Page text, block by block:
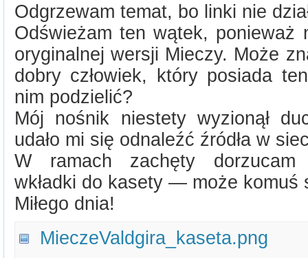
Odgrzewam temat, bo linki nie
Odświeżam ten wątek, ponieważ
oryginalnej wersji Mieczy. Może
dobry człowiek, który posiada
nim podzielić?
Mój nośnik niestety wyzionął
udało mi się odnaleźć źródła w
W ramach zachęty dorzucam
wkładki do kasety — może komuś
Miłego dnia!
MieczeValdgira_kaseta.png